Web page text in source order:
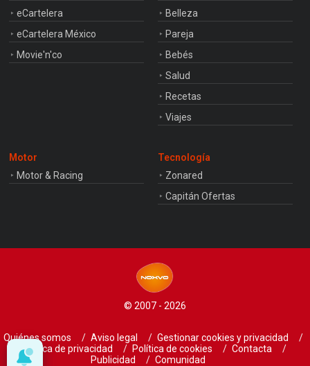
eCartelera
eCartelera México
Movie'n'co
Belleza
Pareja
Bebés
Salud
Recetas
Viajes
Motor
Motor & Racing
Tecnología
Zonared
Capitán Ofertas
© 2007 - 2026
Quiénes somos Aviso legal
Gestionar cookies y privacidad
Política de privacidad
Política de cookies
Contacta
Publicidad
Comunidad